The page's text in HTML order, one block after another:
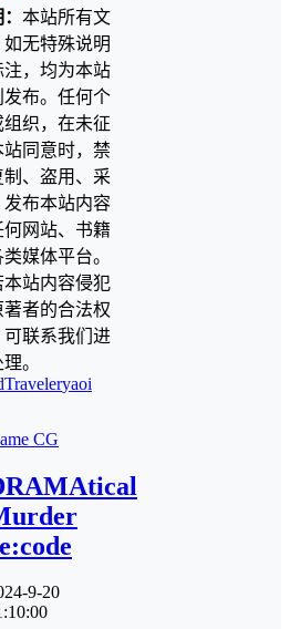
本站所有文
如无特殊说明
注，均为本站
发布。任何个
组织，在未征
站同意时，禁
制、盗用、采
发布本站内容
何网站、书籍
媒体平台。
本站内容侵犯
著者的合法权
可联系我们进
。
yaoi
CG
9-20